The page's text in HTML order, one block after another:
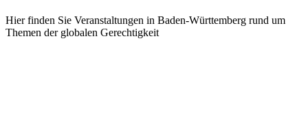
Hier finden Sie Veranstaltungen in Baden-Württemberg rund um
Themen der globalen Gerechtigkeit